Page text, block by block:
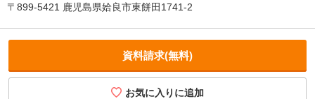
〒899-5421 鹿児島県姶良市東餅田1741-2
資料請求(無料)
お気に入りに追加